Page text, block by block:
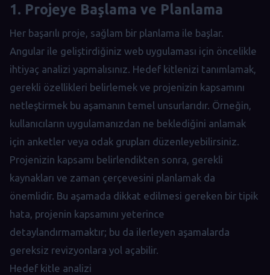
1. Projeye Başlama ve Planlama
Her başarılı proje, sağlam bir planlama ile başlar.
Angular ile geliştirdiğiniz web uygulaması için öncelikle
ihtiyaç analizi yapmalısınız. Hedef kitlenizi tanımlamak,
gerekli özellikleri belirlemek ve projenizin kapsamını
netleştirmek bu aşamanın temel unsurlarıdır. Örneğin,
kullanıcıların uygulamanızdan ne beklediğini anlamak
için anketler veya odak grupları düzenleyebilirsiniz.
Projenizin kapsamı belirlendikten sonra, gerekli
kaynakları ve zaman çerçevesini planlamak da
önemlidir. Bu aşamada dikkat edilmesi gereken bir tipik
hata, projenin kapsamını yeterince
detaylandırmamaktır; bu da ilerleyen aşamalarda
gereksiz revizyonlara yol açabilir.
Hedef kitle analizi